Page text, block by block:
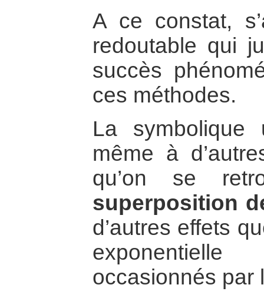
A ce constat,
redoutable qui
succès
ces méthodes.
La symbolique
même à
qu’on se
superposition
d’autres effets
occasionnés par